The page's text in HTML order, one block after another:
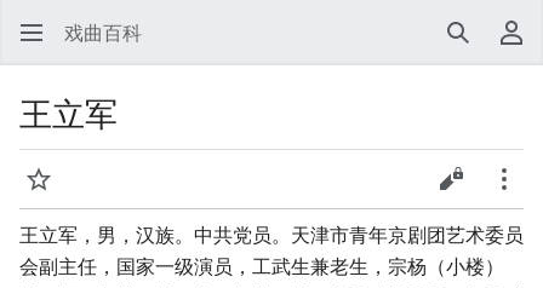
戏曲百科 搜索 用
王立军
监视 查看源代
更多
王立军，男，汉族。中共党员。天津市青年京剧团艺术委员
会副主任，国家一级演员，工武生兼老生，宗杨（小楼）